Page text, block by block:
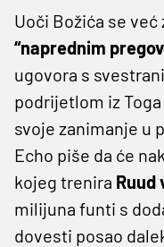
Uoči Božića se već
“naprednim
ugovora s
podrijetlom iz
svoje zanimanje u
Echo piše da će
kojeg trenira Ruud
milijuna funti s
dovesti posao